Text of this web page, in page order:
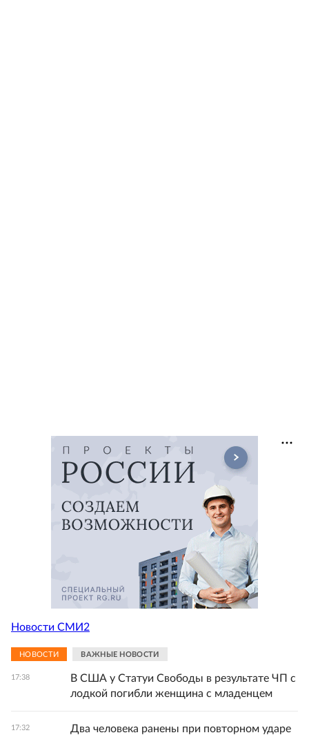
Новости СМИ2
НОВОСТИ ВАЖНЫЕ НОВОСТИ
17:38
В США у Статуи Свободы в результате ЧП с
лодкой погибли женщина с младенцем
17:32
Два человека ранены при повторном ударе